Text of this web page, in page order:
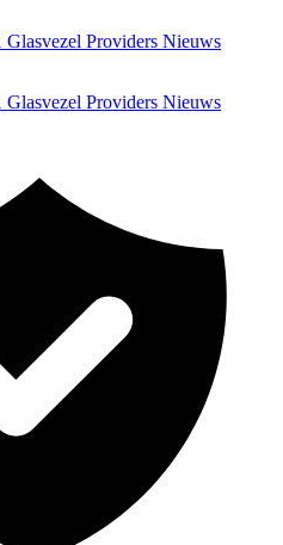
Glasvezel Providers Nieuws
Glasvezel Providers Nieuws